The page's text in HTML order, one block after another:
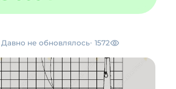
Давно не обновлялось 1572